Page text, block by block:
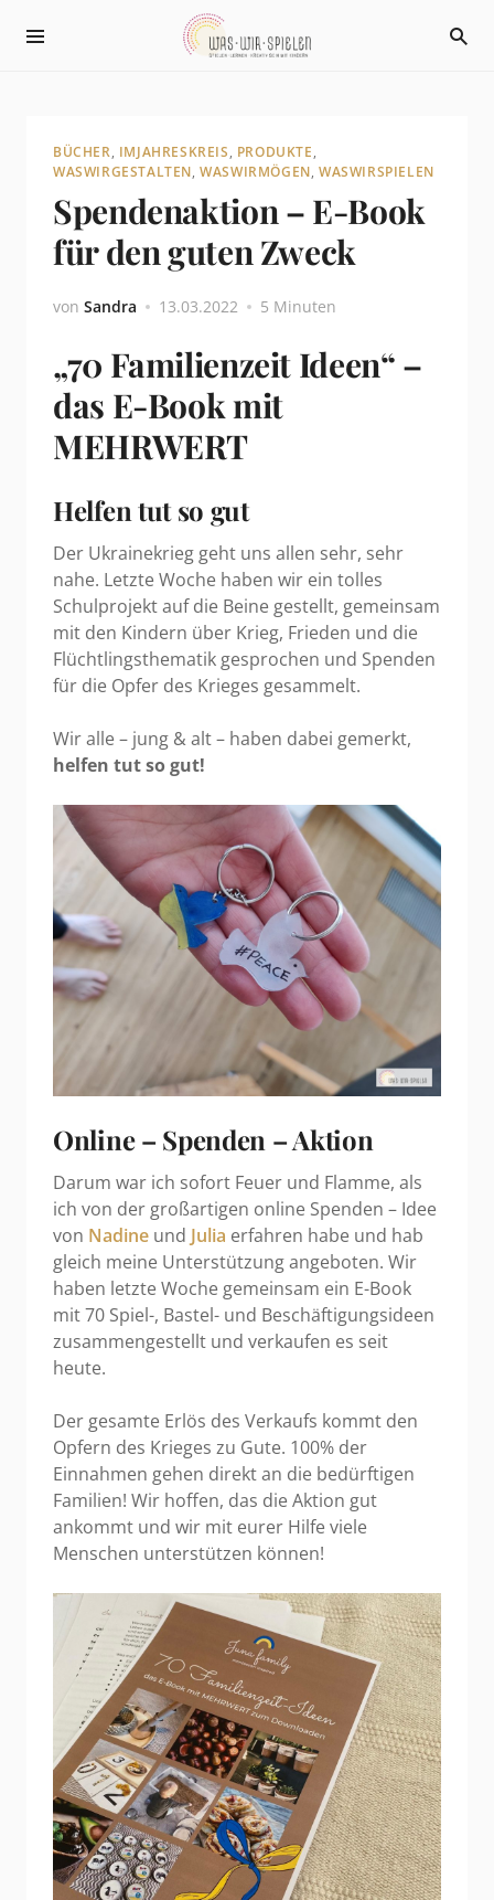
BÜCHER, IMJAHRESKREIS, PRODUKTE,
WASWIRGESTALTEN,WASWIRMÖGEN,WASWIRSPIELEN
Spendenaktion – E-Book
für den guten Zweck
von Sandra 13.03.2022 5 Minuten
„70 Familienzeit Ideen“ –
das E-Book mit
MEHRWERT
Helfen tut so gut
Der Ukrainekrieg geht uns allen sehr, sehr
nahe. Letzte Woche haben wir ein tolles
Schulprojekt auf die Beine gestellt, gemeinsam
mit den Kindern über Krieg, Frieden und die
Flüchtlingsthematik gesprochen und Spenden
für die Opfer des Krieges gesammelt.
Wir alle – jung & alt – haben dabei gemerkt,
helfen tut so gut!
Online – Spenden – Aktion
Darum war ich sofort Feuer und Flamme, als
ich von der großartigen online Spenden – Idee
von Nadine und Julia erfahren habe und hab
gleich meine Unterstützung angeboten. Wir
haben letzte Woche gemeinsam ein E-Book
mit 70 Spiel-, Bastel- und Beschäftigungsideen
zusammengestellt und verkaufen es seit
heute.
Der gesamte Erlös des Verkaufs kommt den
Opfern des Krieges zu Gute. 100% der
Einnahmen gehen direkt an die bedürftigen
Familien! Wir hoffen, das die Aktion gut
ankommt und wir mit eurer Hilfe viele
Menschen unterstützen können!